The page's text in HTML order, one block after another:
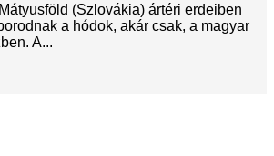
(Szlovákia) ártéri erdeiben
a hódok, akár csak, a magyar
A...